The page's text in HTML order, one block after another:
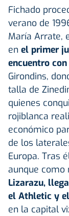
Fichado
verano de
María Arrate,
en el primer
encuentro
Girondins,
talla de
quienes
rojiblanca
económico
de los
Europa. Tras
aunque como
Lizarazu,
el Athletic y
en la capital